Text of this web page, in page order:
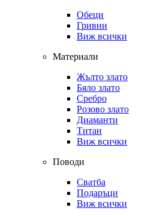
Обеци
Гривни
Виж всички
Материали
Жълто злато
Бяло злато
Сребро
Розово злато
Диаманти
Титан
Виж всички
Поводи
Сватба
Подаръци
Виж всички